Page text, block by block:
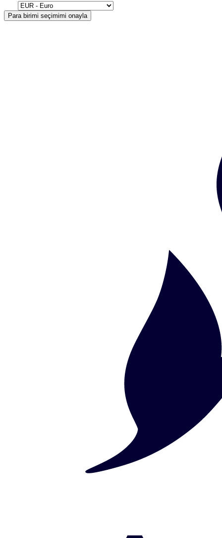
Para birimi seçimimi onayla